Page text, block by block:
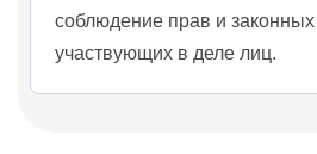
соблюдение прав и законных
участвующих в деле лиц.